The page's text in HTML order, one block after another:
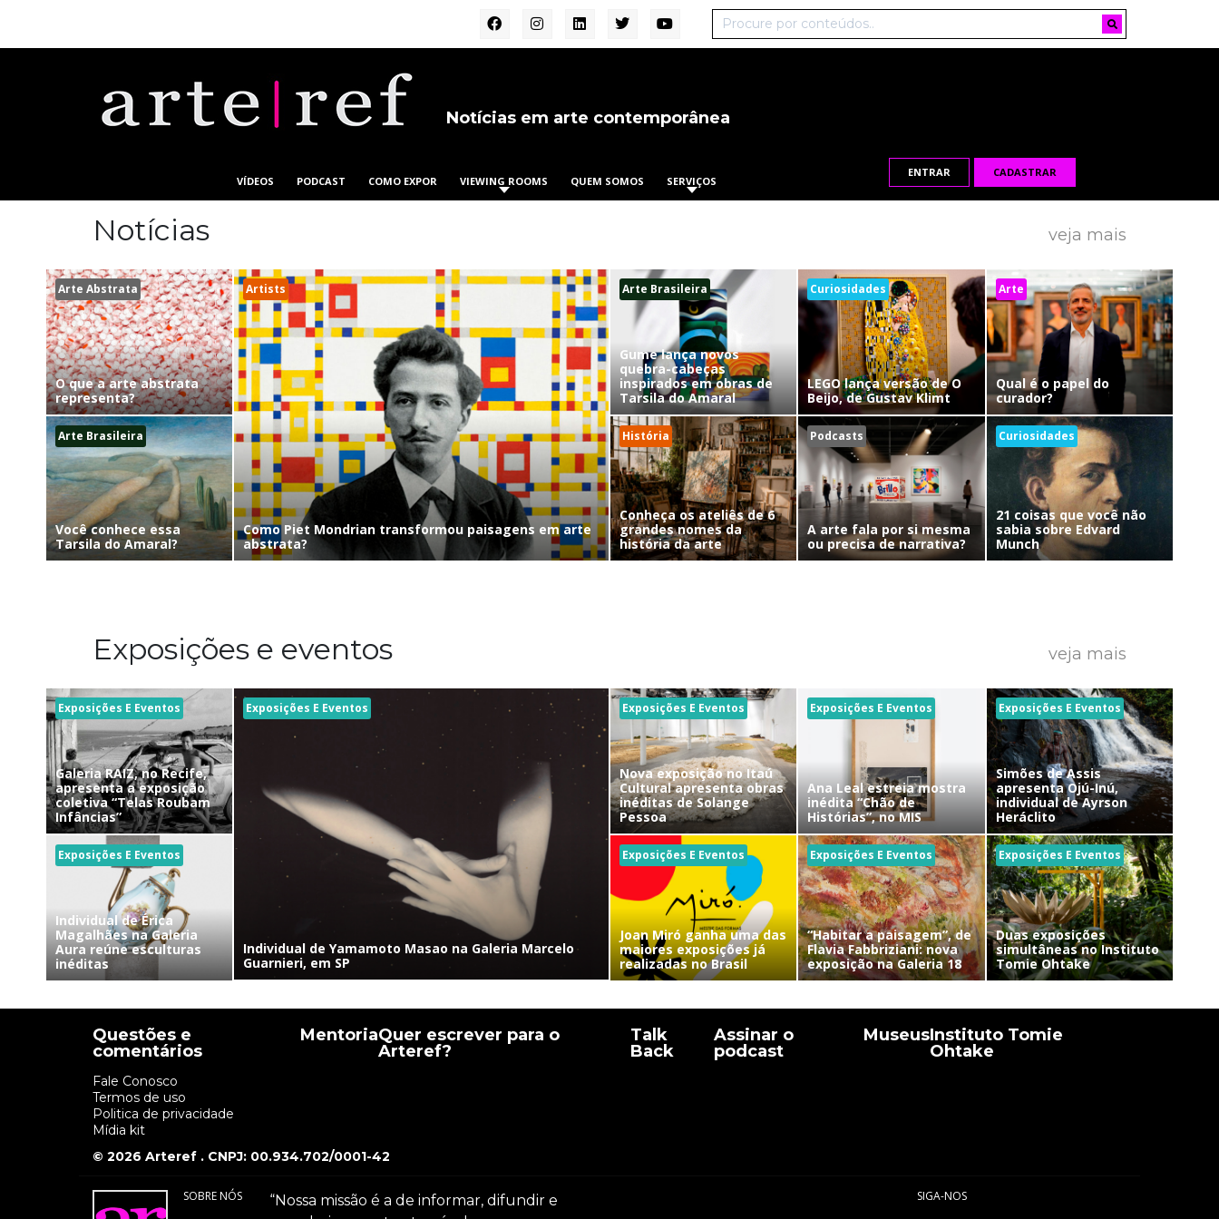
Notícias em arte contemporânea
VÍDEOS PODCAST COMO EXPOR VIEWING ROOMS QUEM SOMOS SERVIÇOS
ENTRAR CADASTRAR
Notícias veja mais
Arte Abstrata
O que a arte abstrata
representa?
Arte Brasileira
Você conhece essa
Tarsila do Amaral?
Artists
Como Piet Mondrian transformou paisagens em arte
abstrata?
Arte Brasileira
Gume lança novos
quebra-cabeças
inspirados em obras de
Tarsila do Amaral
Curiosidades
LEGO lança versão de O
Beijo, de Gustav Klimt
Arte
Qual é o papel do
curador?
História
Conheça os ateliês de 6
grandes nomes da
história da arte
Podcasts
A arte fala por si mesma
ou precisa de narrativa?
Curiosidades
21 coisas que você não
sabia sobre Edvard
Munch
Exposições e eventos veja mais
Exposições E Eventos
Galeria RAIZ, no Recife,
apresenta a exposição
coletiva “Telas Roubam
Infâncias”
Exposições E Eventos
Individual de Érica
Magalhães na Galeria
Aura reúne esculturas
inéditas
Exposições E Eventos
Individual de Yamamoto Masao na Galeria Marcelo
Guarnieri, em SP
Exposições E Eventos
Nova exposição no Itaú
Cultural apresenta obras
inéditas de Solange
Pessoa
Exposições E Eventos
Ana Leal estreia mostra
inédita “Chão de
Histórias”, no MIS
Exposições E Eventos
Simões de Assis
apresenta Ojú-Inú,
individual de Ayrson
Heráclito
Exposições E Eventos
Joan Miró ganha uma das
maiores exposições já
realizadas no Brasil
Exposições E Eventos
“Habitar a paisagem”, de
Flavia Fabbriziani: nova
exposição na Galeria 18
Exposições E Eventos
Duas exposições
simultâneas no Instituto
Tomie Ohtake
Questões e
comentários
Fale Conosco
Termos de uso
Politica de privacidade
Mídia kit
MentoriaQuer escrever para o
Arteref?
Talk
Back
Assinar o
podcast
MuseusInstituto Tomie
Ohtake
© 2026 Arteref . CNPJ: 00.934.702/0001-42
SOBRE NÓS
“Nossa missão é a de informar, difundir e
SIGA-NOS